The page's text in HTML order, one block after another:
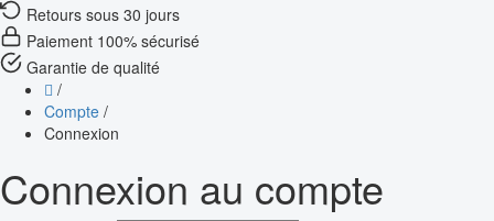
Retours sous 30 jours
Paiement 100% sécurisé
Garantie de qualité
/
Compte /
Connexion
Connexion au compte